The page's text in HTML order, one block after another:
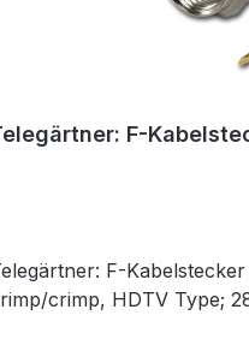
F-
F-Kabelstecker Crimp G04,